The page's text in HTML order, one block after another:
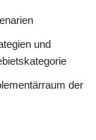
und
der